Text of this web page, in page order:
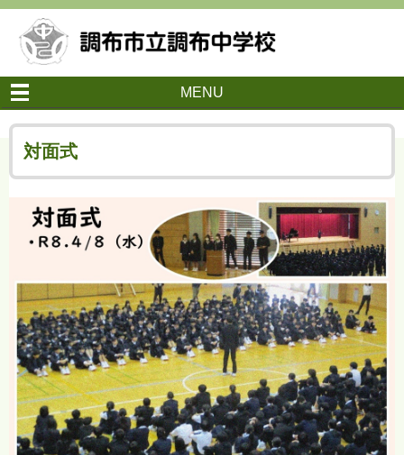
MENU
対面式